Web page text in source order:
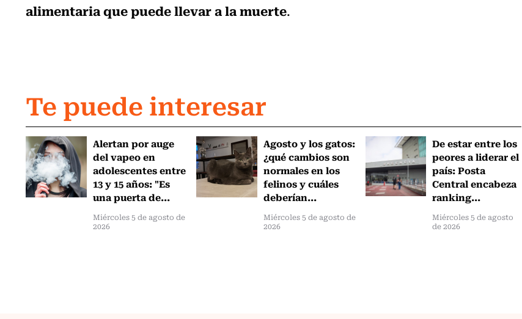
alimentaria que puede llevar a la muerte.
Te puede interesar
Alertan por auge
del vapeo en
adolescentes entre
13 y 15 años: "Es
una puerta de...
Miércoles 5 de agosto de
2026
Agosto y los gatos:
¿qué cambios son
normales en los
felinos y cuáles
deberían...
Miércoles 5 de agosto de
2026
De estar entre los
peores a liderar el
país: Posta
Central encabeza
ranking...
Miércoles 5 de agosto
de 2026